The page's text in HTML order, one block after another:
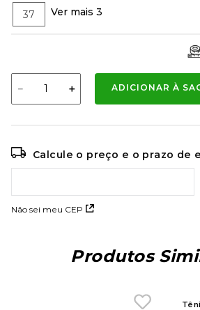
37 Ver mais 3
＋
－ ADICIONAR À
Calcule o preço e o prazo de
Não sei meu CEP
Produtos
10º kenner rakka